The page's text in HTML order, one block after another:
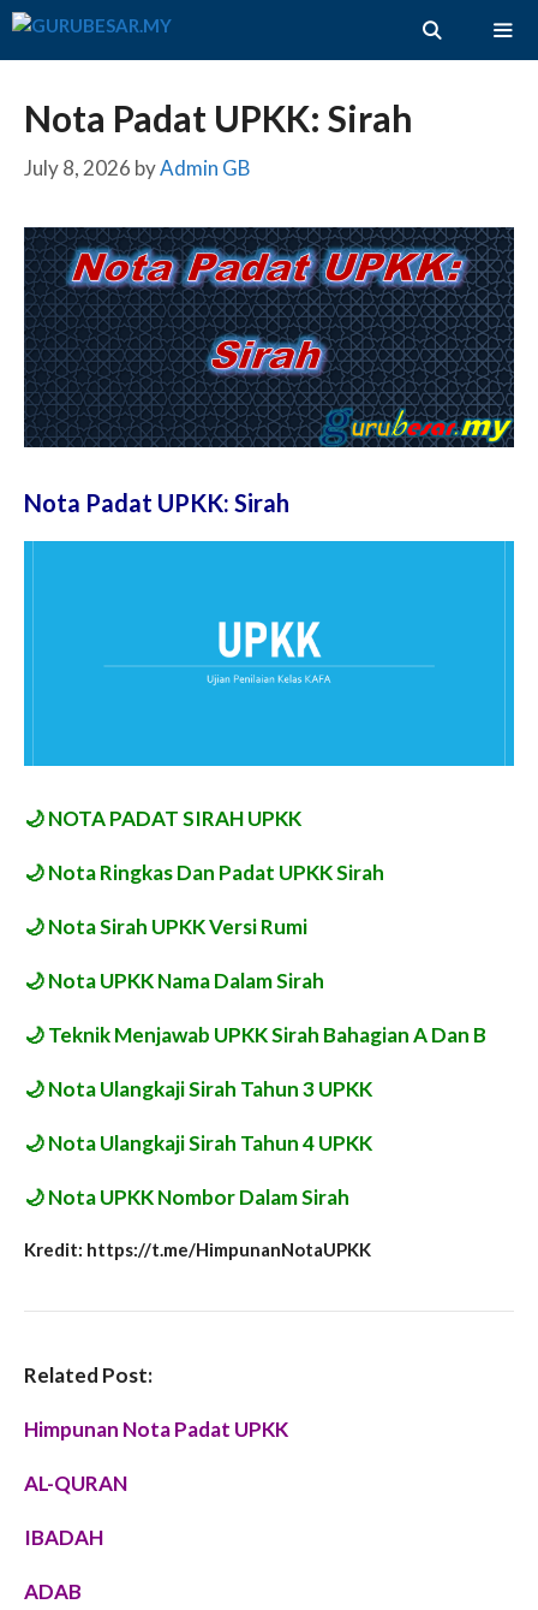
Skip
Nota Padat UPKK: Sirah
July 8, 2026 byAdmin GB
Nota Padat UPKK: Sirah
🌙NOTA PADAT SIRAH UPKK
🌙Nota Ringkas Dan Padat UPKK Sirah
🌙Nota Sirah UPKK Versi Rumi
🌙Nota UPKK Nama Dalam Sirah
🌙Teknik Menjawab UPKK Sirah Bahagian A Dan B
🌙Nota Ulangkaji Sirah Tahun 3 UPKK
🌙Nota Ulangkaji Sirah Tahun 4 UPKK
🌙Nota UPKK Nombor Dalam Sirah
Kredit: https://t.me/HimpunanNotaUPKK
Related Post:
Himpunan Nota Padat UPKK
AL-QURAN
IBADAH
ADAB